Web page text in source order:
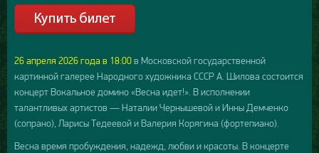
26 апреля 2026 года в 18:00в Московской государственной
картинной галерее Народного художника СССР А. Шилова состоится
концерт Вокальное домино «Весна идет!». В исполнении
талантливых артистов — Наталии Чернышевой и Инны Демченко
(сопрано), Ларисы Тедеевой и Валерия Корягина (фортепиано).
Весна время пробуждения, надежд, любви и красоты. В концерте